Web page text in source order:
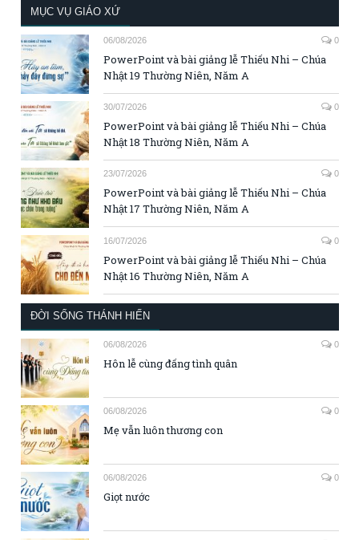
MỤC VỤ GIÁO XỨ
06/08/2026 0
PowerPoint và bài giảng lễ Thiếu Nhi – Chúa
Nhật 19 Thường Niên, Năm A
30/07/2026 0
PowerPoint và bài giảng lễ Thiếu Nhi – Chúa
Nhật 18 Thường Niên, Năm A
23/07/2026 0
PowerPoint và bài giảng lễ Thiếu Nhi – Chúa
Nhật 17 Thường Niên, Năm A
16/07/2026 0
PowerPoint và bài giảng lễ Thiếu Nhi – Chúa
Nhật 16 Thường Niên, Năm A
ĐỜI SỐNG THÁNH HIẾN
06/08/2026 0
Hôn lễ cùng đấng tình quân
06/08/2026 0
Mẹ vẫn luôn thương con
06/08/2026 0
Giọt nước